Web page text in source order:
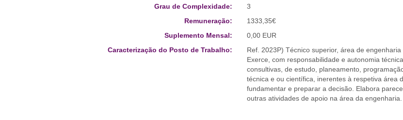
Grau de Complexidade:
3
Remuneração:
1333,35€
Suplemento Mensal:
0,00 EUR
Caracterização do Posto de Trabalho:
Ref. 2023P) Técnico superior, área de
Exerce, com responsabilidade e autonomia
consultivas, de estudo, planeamento,
técnica e ou científica, inerentes à respetiva área
fundamentar e preparar a decisão. Elabora
outras atividades de apoio na área da engenharia.